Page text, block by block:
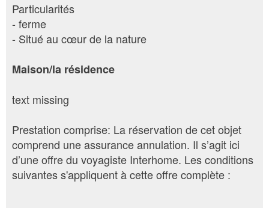
Particularités
- ferme
- Situé au cœur de la nature
Maison/la résidence
text missing
Prestation comprise: La réservation de cet objet
comprend une assurance annulation. Il s’agit ici
d’une offre du voyagiste Interhome. Les conditions
suivantes s'appliquent à cette offre complète :